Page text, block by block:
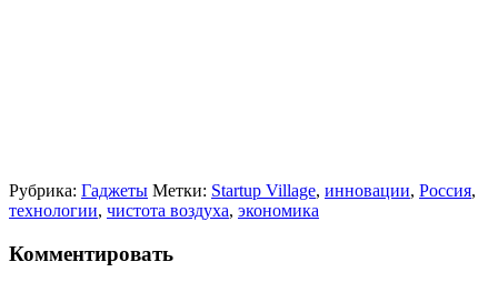
Рубрика: Гаджеты Метки: Startup Village, инновации, Россия,
технологии, чистота воздуха, экономика
Комментировать